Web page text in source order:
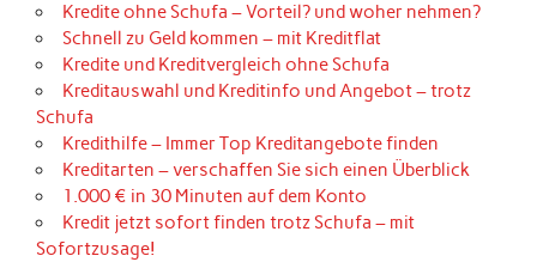
Kredite ohne Schufa – Vorteil? und woher nehmen?
Schnell zu Geld kommen – mit Kreditflat
Kredite und Kreditvergleich ohne Schufa
Kreditauswahl und Kreditinfo und Angebot – trotz
Schufa
Kredithilfe – Immer Top Kreditangebote finden
Kreditarten – verschaffen Sie sich einen Überblick
1.000 € in 30 Minuten auf dem Konto
Kredit jetzt sofort finden trotz Schufa – mit
Sofortzusage!